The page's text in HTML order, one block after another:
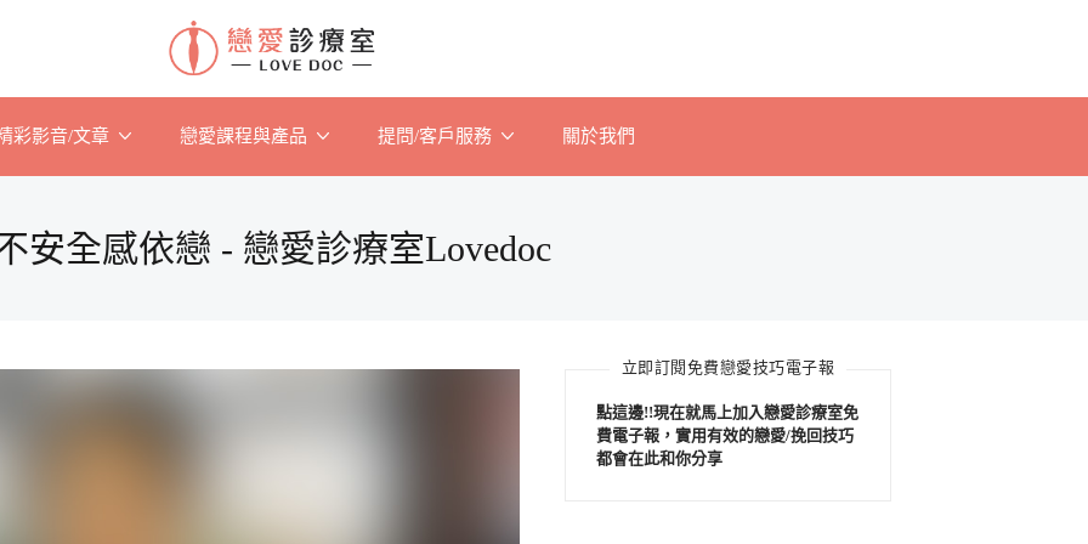
彩影音/文章 戀愛課程與產品 提問/客戶服務 關於我們
安全感依戀 - 戀愛診療室Lovedoc
立即訂閱免費戀愛技巧電子報
點這邊!!現在就馬上加入戀愛診療室免
費電子報，實用有效的戀愛/挽回技巧
都會在此和你分享